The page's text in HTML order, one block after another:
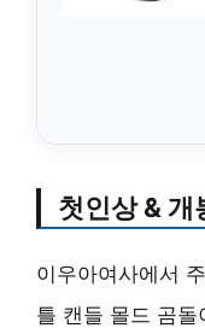
첫인상 & 개
이우아여사에서
틀 캔들 몰드 곰